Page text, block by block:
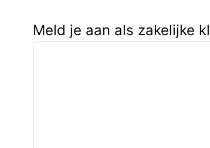
Meld je aan als zakelijke